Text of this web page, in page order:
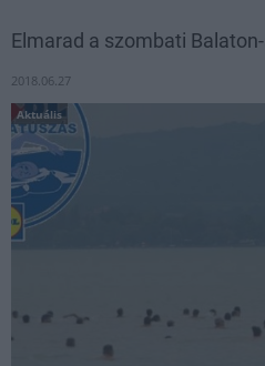
Elmarad a szombati
2018.06.27
Aktuális